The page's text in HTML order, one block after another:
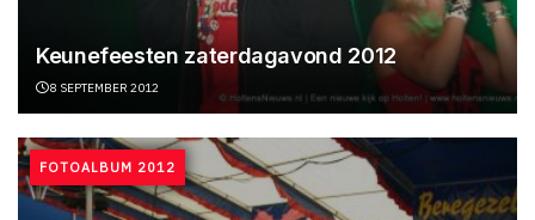
Keunefeesten zaterdagavond 2012
8 SEPTEMBER 2012
FOTOALBUM 2012